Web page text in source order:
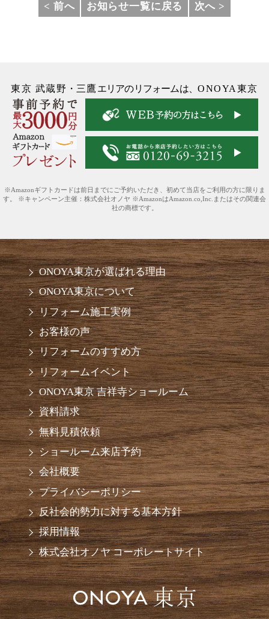
< 前へ お知らせ一覧に戻る 次へ >
東京 武蔵野 ・ 三鷹 エリアのリフォームは、ONOYA東京
※Amazonギフトカードは前日までにご予約いただき、初めて当店をご利用の方に限りま
す。 ※キャンペーン主催：株式会社オノヤ ※AmazonはAmazon.co,Inc.またはその関連会
社の商標です。
ONOYA東京が選ばれる理由
ONOYA東京について
リフォーム施工実例
お客様の声
リフォームのすすめ方
リフォームイベント
ONOYA東京 吉祥寺ショールーム
資料請求
無料見積依頼
ショールーム来店予約
会社概要
プライバシーポリシー
反社会的勢力に対する基本方針
採用情報
株式会社オノヤ コーポレートサイト